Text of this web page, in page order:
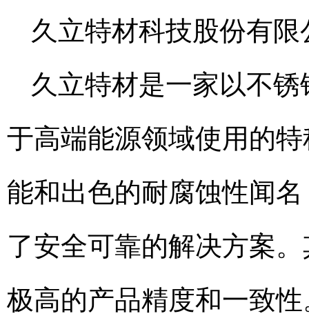
久立特材科技股份有限
久立特材是一家以不
于高端能源领域使用的
能和出色的耐腐蚀性闻
了安全可靠的解决方案
极高的产品精度和一致性